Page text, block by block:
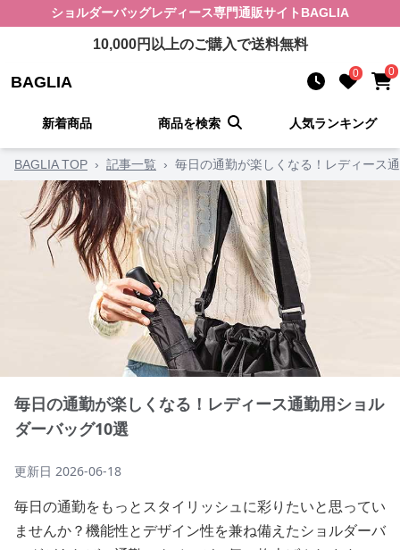
ショルダーバッグレディース専門通販サイト BAGLIA
10,000円以上のご購入で送料無料
BAGLIA 0 0
新着商品 商品を検索 人気ランキング
BAGLIA TOP › 記事一覧 › 毎日の通勤が楽しくなる！レディース
毎日の通勤が楽しくなる！レディース通勤用ショル
ダーバッグ10選
更新日 2026-06-18
毎日の通勤をもっとスタイリッシュに彩りたいと思ってい
ませんか？機能性とデザイン性を兼ね備えたショルダーバ